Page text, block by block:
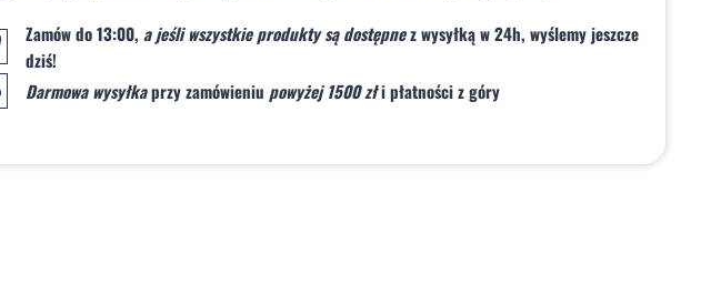
Zamów do 13:00, a jeśli wszystkie produkty są dostępnez wysyłką w 24h, wyślemyjeszcze
dziś!
Darmowa wysyłkaprzy zamówieniu powyżej 1500 złi płatności z góry